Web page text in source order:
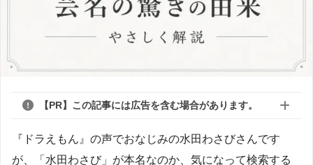
【PR】この記事には広告を含む場合があります。
『ドラえもん』の声でおなじみの水田わさびさんです
が、「水田わさび」が本名なのか、気になって検索する